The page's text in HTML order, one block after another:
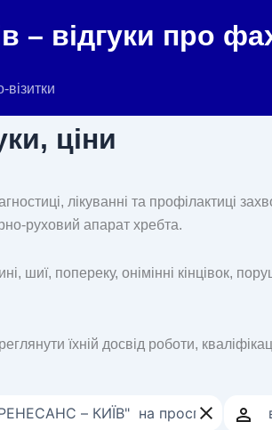
– відгуки про
візитки
ціни
лікуванні та профілактиці
руховий апарат хребта.
шиї, попереку, онімінні кінцівок,
їхній досвід роботи,